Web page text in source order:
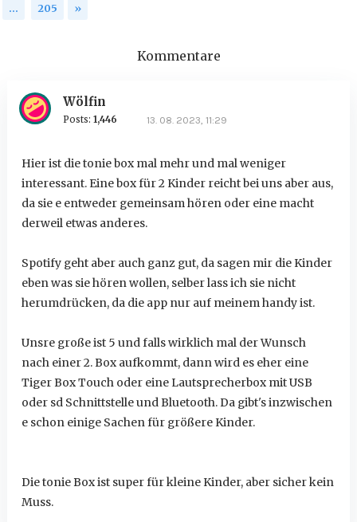
…
205 »
Kommentare
Wölfin
Posts: 1,446 13. 08. 2023, 11:29
Hier ist die tonie box mal mehr und mal weniger
interessant. Eine box für 2 Kinder reicht bei uns aber aus,
da sie e entweder gemeinsam hören oder eine macht
derweil etwas anderes.
Spotify geht aber auch ganz gut, da sagen mir die Kinder
eben was sie hören wollen, selber lass ich sie nicht
herumdrücken, da die app nur auf meinem handy ist.
Unsre große ist 5 und falls wirklich mal der Wunsch
nach einer 2. Box aufkommt, dann wird es eher eine
Tiger Box Touch oder eine Lautsprecherbox mit USB
oder sd Schnittstelle und Bluetooth. Da gibt's inzwischen
e schon einige Sachen für größere Kinder.
Die tonie Box ist super für kleine Kinder, aber sicher kein
Muss.